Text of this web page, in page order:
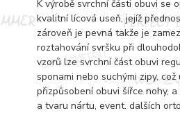
K výrobě svrchní části obuvi se
kvalitní lícová useň, jejíž
zároveň je pevná takže je
roztahování svršku při
vzorů lze svrchní část obuvi
sponami nebo suchými zipy,
přizpůsobení obuvi šířce nohy,
a tvaru nártu, event. dalších